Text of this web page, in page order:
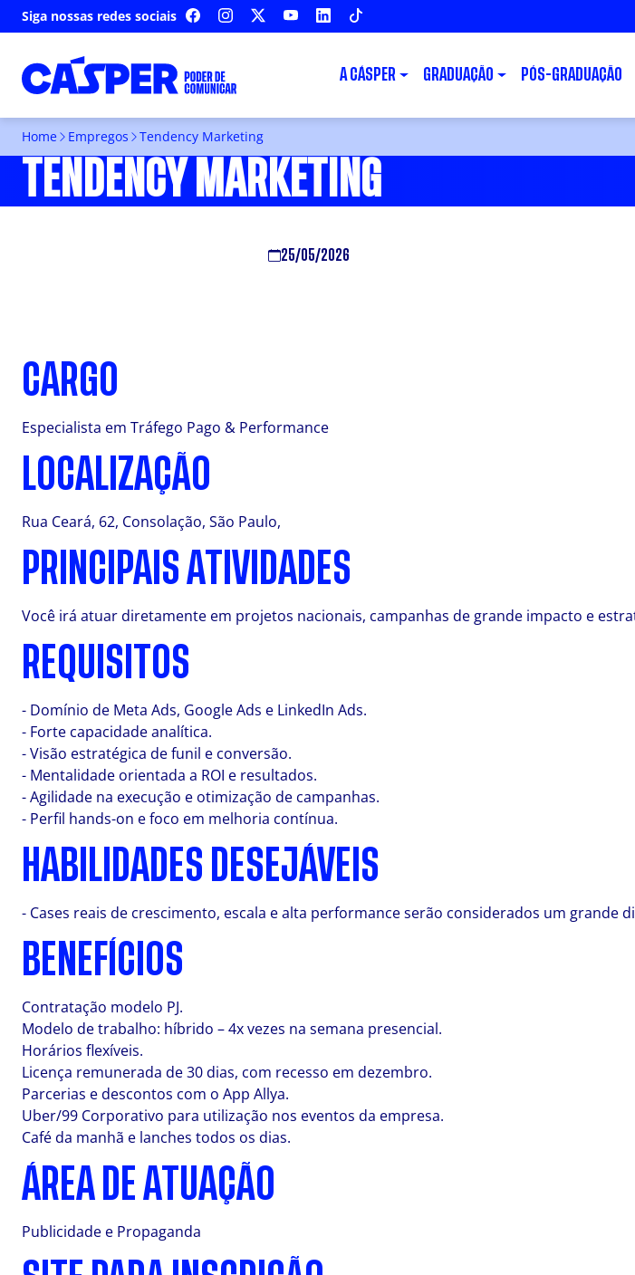
Siga nossas redes sociais FACEBOOKINSTAGRAM YOUTUBELINKEDIN
A CÁSPER GRADUAÇÃO PÓS-GRADUAÇÃO
Home Empregos Tendency Marketing
TENDENCY MARKETING
25/05/2026
CARGO
Especialista em Tráfego Pago & Performance
LOCALIZAÇÃO
Rua Ceará, 62, Consolação, São Paulo,
PRINCIPAIS ATIVIDADES
Você irá atuar diretamente em projetos nacionais, campanhas de grande impacto e
REQUISITOS
- Domínio de Meta Ads, Google Ads e LinkedIn Ads.
- Forte capacidade analítica.
- Visão estratégica de funil e conversão.
- Mentalidade orientada a ROI e resultados.
- Agilidade na execução e otimização de campanhas.
- Perfil hands-on e foco em melhoria contínua.
HABILIDADES DESEJÁVEIS
- Cases reais de crescimento, escala e alta performance serão considerados um grande
BENEFÍCIOS
Contratação modelo PJ.
Modelo de trabalho: híbrido – 4x vezes na semana presencial.
Horários flexíveis.
Licença remunerada de 30 dias, com recesso em dezembro.
Parcerias e descontos com o App Allya.
Uber/99 Corporativo para utilização nos eventos da empresa.
Café da manhã e lanches todos os dias.
ÁREA DE ATUAÇÃO
Publicidade e Propaganda